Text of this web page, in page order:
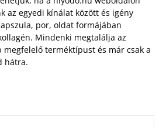
az egyedi kínálat között és igény
por, oldat formájában
Mindenki megtalálja az
megfelelő terméktípust és már csak a
hátra.